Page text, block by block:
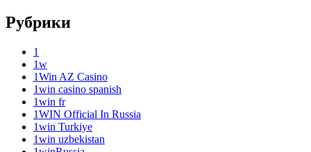
Рубрики
1
1w
1Win AZ Casino
1win casino spanish
1win fr
1WIN Official In Russia
1win Turkiye
1win uzbekistan